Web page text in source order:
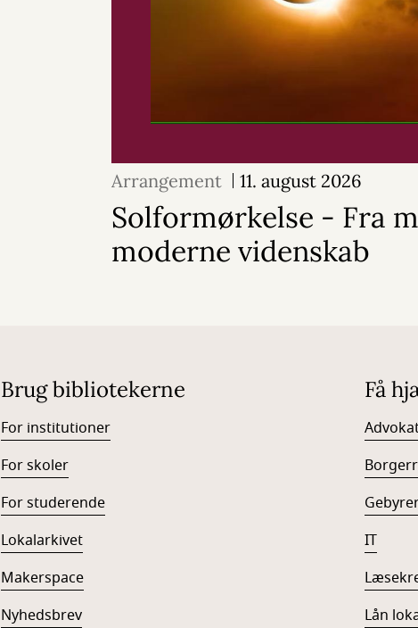
Arrangement 11. august 2026
Solformørkelse - Fra
moderne videnskab
Brug bibliotekerne
For institutioner
For skoler
For studerende
Lokalarkivet
Makerspace
Nyhedsbrev
Få
IT
Lån